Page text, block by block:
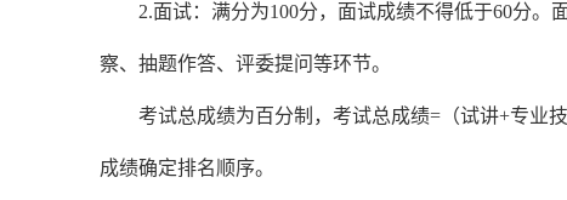
2.面试：满分为100分，面试成绩不得低于60分
察、抽题作答、评委提问等环节。
考试总成绩为百分制，考试总成绩= （试讲+专业
成绩确定排名顺序。